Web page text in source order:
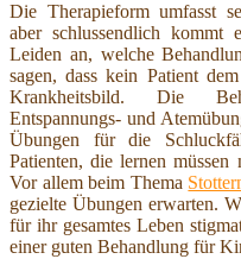
Die Therapieform umfasst
aber schlussendlich kommt
Leiden an, welche
sagen, dass kein Patient
Krankheitsbild. Die
Entspannungs- und
Übungen für die
Patienten, die lernen müssen
Vor allem beim Thema
gezielte Übungen erwarten.
für ihr gesamtes Leben
einer guten Behandlung für